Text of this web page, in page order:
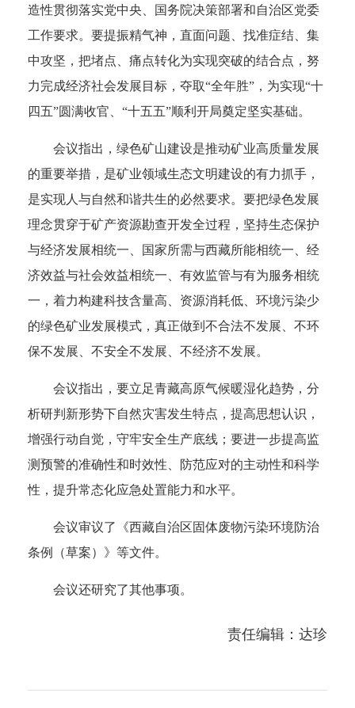
造性贯彻落实党中央、国务院决策部署和自治区党委
工作要求。要提振精气神，直面问题、找准症结、集
中攻坚，把堵点、痛点转化为实现突破的结合点，努
力完成经济社会发展目标，夺取“全年胜”，为实现“十
四五”圆满收官、“十五五”顺利开局奠定坚实基础。
会议指出，绿色矿山建设是推动矿业高质量发展
的重要举措，是矿业领域生态文明建设的有力抓手，
是实现人与自然和谐共生的必然要求。 要把绿色发展
理念贯穿于矿产资源勘查开发全过程，坚持生态保护
与经济发展相统一、国家所需与西藏所能相统一、经
济效益与社会效益相统一、有效监管与有为服务相统
一，着力构建科技含量高、资源消耗低、环境污染少
的绿色矿业发展模式，真正做到不合法不发展、不环
保不发展、不安全不发展、不经济不发展。
会议指出，要立足青藏高原气候暖湿化趋势，分
析研判新形势下自然灾害发生特点，提高思想认识，
增强行动自觉，守牢安全生产底线；要进一步提高监
测预警的准确性和时效性、防范应对的主动性和科学
性，提升常态化应急处置能力和水平。
会议审议了《西藏自治区固体废物污染环境防治
条例（草案）》等文件。
会议还研究了其他事项。
责任编辑：达珍